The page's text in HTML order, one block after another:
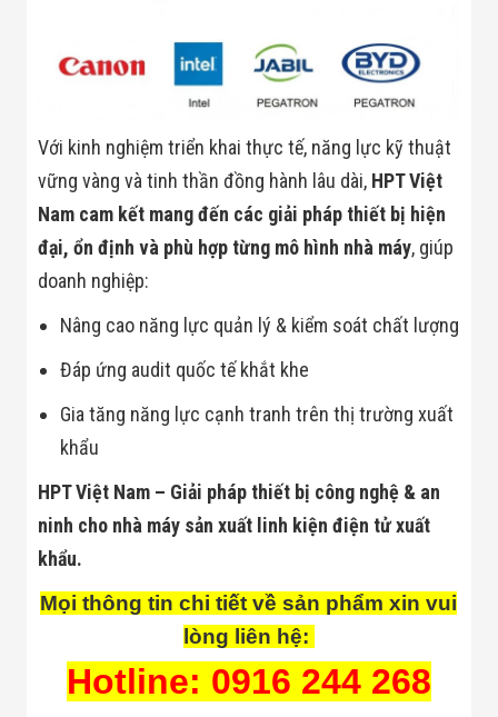
Với kinh nghiệm triển khai thực tế, năng lực kỹ thuật
vững vàng và tinh thần đồng hành lâu dài, HPT Việt
Nam cam kết mang đến các giải pháp thiết bị hiện
đại, ổn định và phù hợp từng mô hình nhà máy, giúp
doanh nghiệp:
Nâng cao năng lực quản lý & kiểm soát chất lượng
Đáp ứng audit quốc tế khắt khe
Gia tăng năng lực cạnh tranh trên thị trường xuất
khẩu
HPT Việt Nam – Giải pháp thiết bị công nghệ & an
ninh cho nhà máy sản xuất linh kiện điện tử xuất
khẩu.
Mọi thông tin chi tiết về sản phẩm xin vui
lòng liên hệ:
Hotline: 0916 244 268